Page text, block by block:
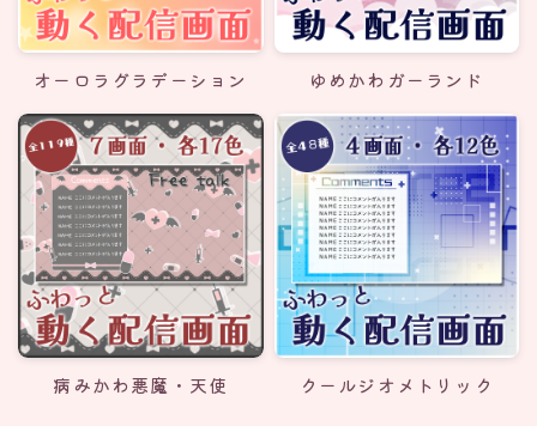
オーロラグラデーション ゆめかわガーランド
病みかわ悪魔・天使 クールジオメトリック